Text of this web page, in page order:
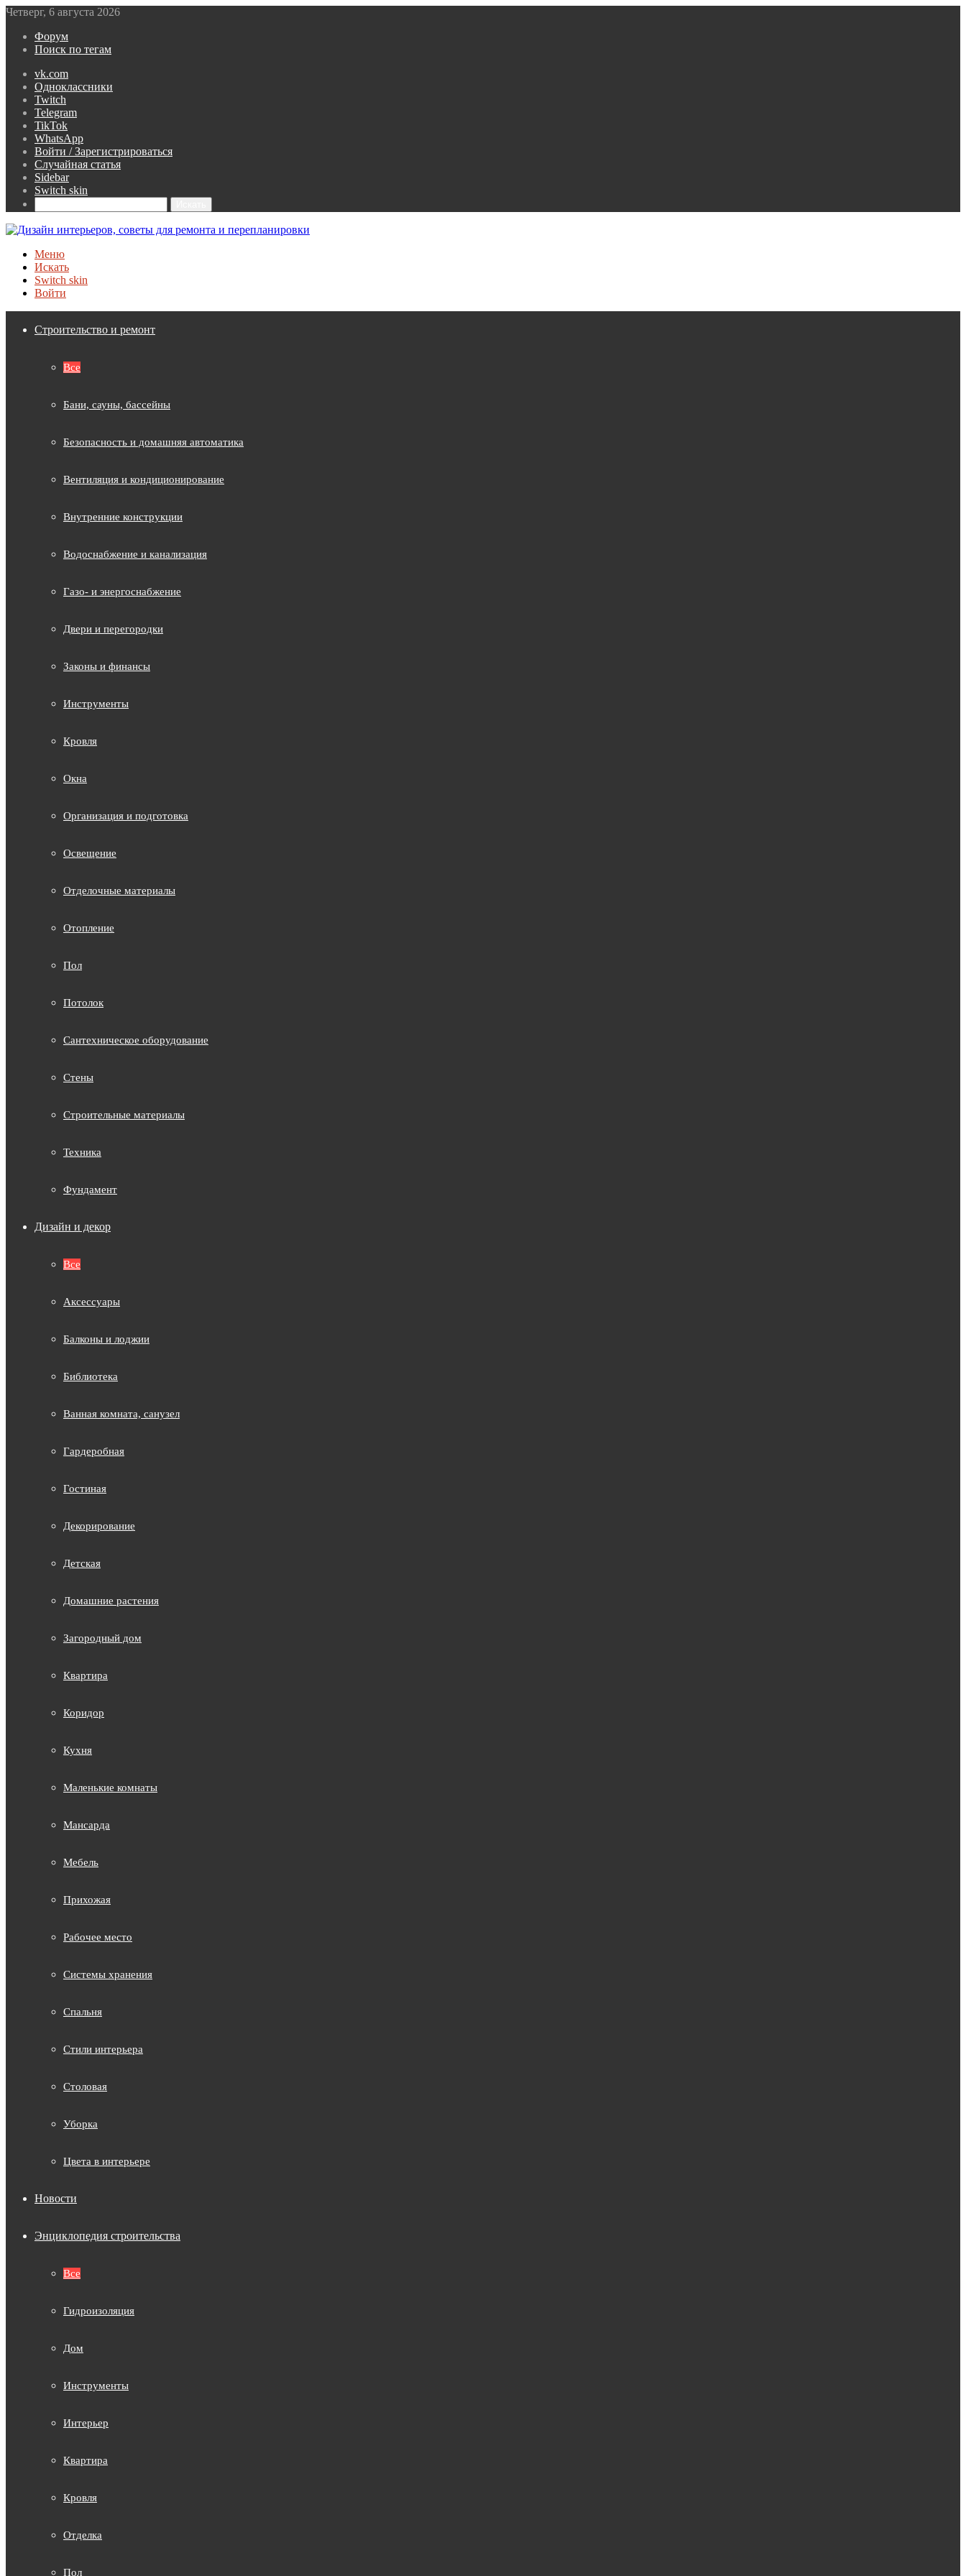
Четверг, 6 августа 2026
Форум
Поиск по тегам
vk.com
Одноклассники
Twitch
Telegram
TikTok
WhatsApp
Войти / Зарегистрироваться
Случайная статья
Sidebar
Switch skin
Меню
Искать
Switch skin
Войти
Строительство и ремонт
Все
Бани, сауны, бассейны
Безопасность и домашняя автоматика
Вентиляция и кондиционирование
Внутренние конструкции
Водоснабжение и канализация
Газо- и энергоснабжение
Двери и перегородки
Законы и финансы
Инструменты
Кровля
Окна
Организация и подготовка
Освещение
Отделочные материалы
Отопление
Пол
Потолок
Сантехническое оборудование
Стены
Строительные материалы
Техника
Фундамент
Дизайн и декор
Все
Аксессуары
Балконы и лоджии
Библиотека
Ванная комната, санузел
Гардеробная
Гостиная
Декорирование
Детская
Домашние растения
Загородный дом
Квартира
Коридор
Кухня
Маленькие комнаты
Мансарда
Мебель
Прихожая
Рабочее место
Системы хранения
Спальня
Стили интерьера
Столовая
Уборка
Цвета в интерьере
Новости
Энциклопедия строительства
Все
Гидроизоляция
Дом
Инструменты
Интерьер
Квартира
Кровля
Отделка
Пол